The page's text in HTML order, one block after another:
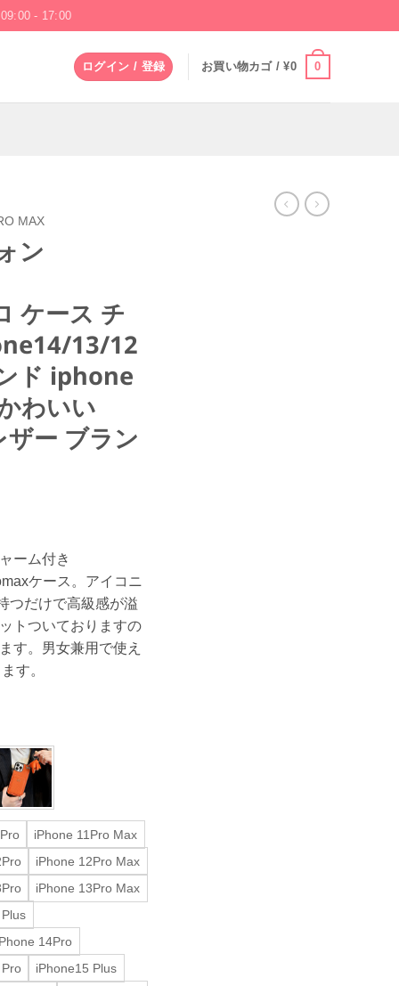
09:00 - 17:00
ログイン / 登録 お買い物カゴ /¥0 0
MAX
ン
ケース チ
13/12
ド iphone
わいい
ー ブラン
ーム付き
ケース。アイコニ
つだけで高級感が溢
トついておりますの
す。男女兼用で使え
す。
iPhone 11Pro Max
iPhone 12Pro Max
iPhone 13Pro Max
14Pro
iPhone15 Plus